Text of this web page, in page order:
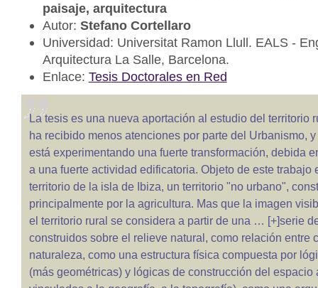
paisaje, arquitectura
Autor: Stefano Cortellaro
Universidad: Universitat Ramon Llull. EALS -
Arquitectura La Salle, Barcelona.
Enlace: Tesis Doctorales en Red
La tesis es una nueva aportación al estudio del territorio
ha recibido menos atenciones por parte del Urbanismo,
está experimentando una fuerte transformación, debida
a una fuerte actividad edificatoria. Objeto de este trabajo
territorio de la isla de Ibiza, un territorio "no urbano",
principalmente por la agricultura. Mas que la imagen
el territorio rural se considera a partir de una … [+]serie
construidos sobre el relieve natural, como relación entre
naturaleza, como una estructura física compuesta por
(más geométricas) y lógicas de construcción del espacio